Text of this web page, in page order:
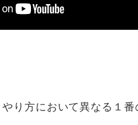
り方において異なる１